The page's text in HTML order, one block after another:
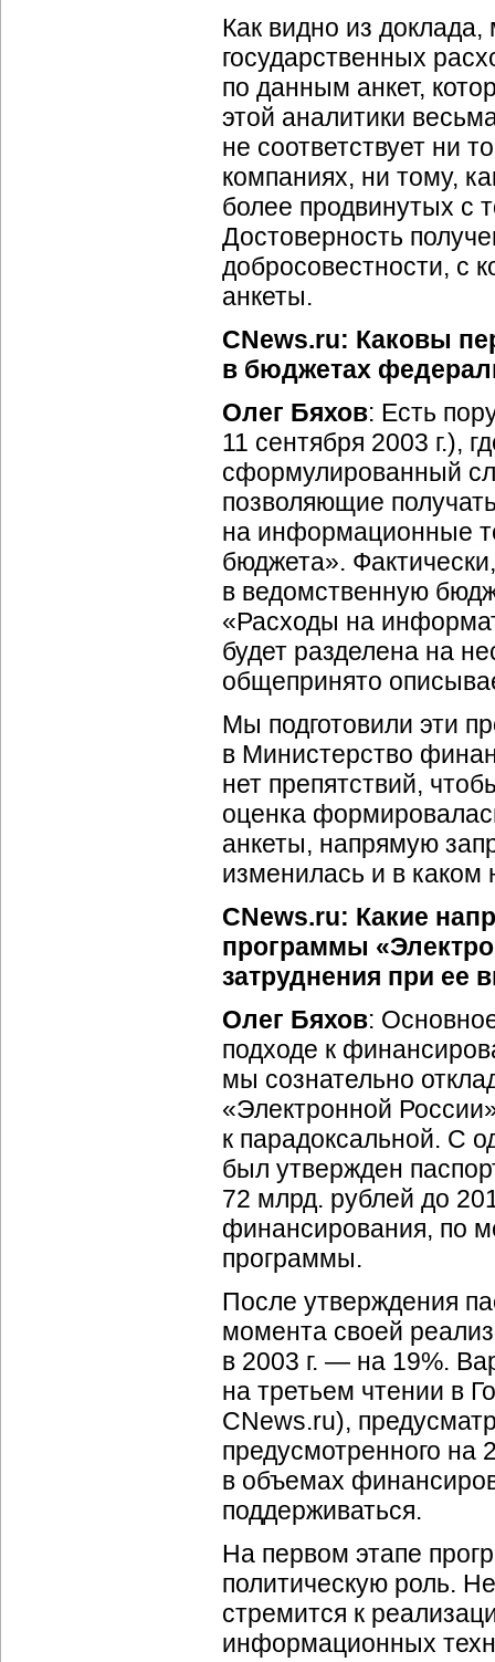
Как видно из
государственных
по данным анкет,
этой аналитики
не соответствует ни
компаниях, ни тому,
более продвинутых с
Достоверность
добросовестности, с
анкеты.
CNews.ru: Каковы
в бюджетах
Олег Бяхов: Есть
11 сентября 2003 г.),
сформулированный
позволяющие
на информационные
бюджета».
в ведомственную
«Расходы на
будет разделена на
общепринято
Мы подготовили эти
в Министерство
нет препятствий,
оценка
анкеты, напрямую
изменилась и в каком
CNews.ru: Какие
программы
затруднения при ее
Олег Бяхов:
подходе к
мы сознательно
«Электронной
к парадоксальной. С
был утвержден
72 млрд. рублей до
финансирования, по
программы.
После утверждения
момента своей
в 2003 г. — на 19%.
на третьем чтении в
CNews.ru),
предусмотренного на
в объемах
поддерживаться.
На первом этапе
политическую роль.
стремится к
информационных